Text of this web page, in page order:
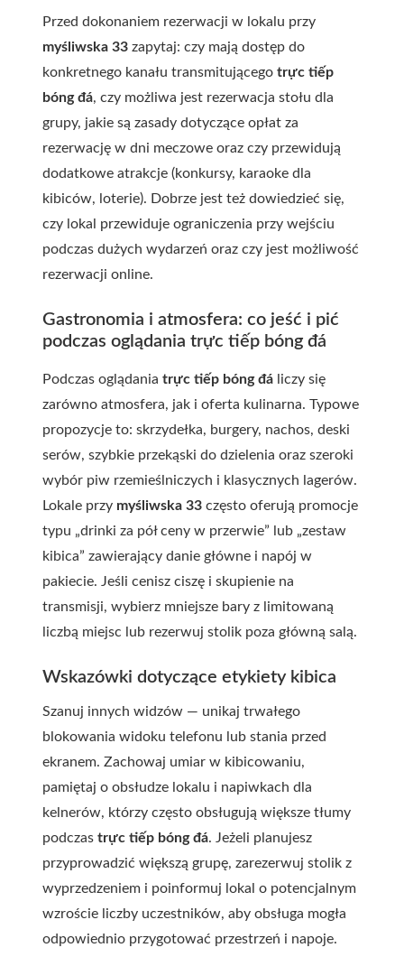
Przed dokonaniem rezerwacji w lokalu przy
myśliwska 33 zapytaj: czy mają dostęp do
konkretnego kanału transmitującego trực tiếp
bóng đá, czy możliwa jest rezerwacja stołu dla
grupy, jakie są zasady dotyczące opłat za
rezerwację w dni meczowe oraz czy przewidują
dodatkowe atrakcje (konkursy, karaoke dla
kibiców, loterie). Dobrze jest też dowiedzieć się,
czy lokal przewiduje ograniczenia przy wejściu
podczas dużych wydarzeń oraz czy jest możliwość
rezerwacji online.
Gastronomia i atmosfera: co jeść i pić
podczas oglądania trực tiếp bóng đá
Podczas oglądania trực tiếp bóng đá liczy się
zarówno atmosfera, jak i oferta kulinarna. Typowe
propozycje to: skrzydełka, burgery, nachos, deski
serów, szybkie przekąski do dzielenia oraz szeroki
wybór piw rzemieślniczych i klasycznych lagerów.
Lokale przy myśliwska 33 często oferują promocje
typu „drinki za pół ceny w przerwie” lub „zestaw
kibica” zawierający danie główne i napój w
pakiecie. Jeśli cenisz ciszę i skupienie na
transmisji, wybierz mniejsze bary z limitowaną
liczbą miejsc lub rezerwuj stolik poza główną salą.
Wskazówki dotyczące etykiety kibica
Szanuj innych widzów — unikaj trwałego
blokowania widoku telefonu lub stania przed
ekranem. Zachowaj umiar w kibicowaniu,
pamiętaj o obsłudze lokalu i napiwkach dla
kelnerów, którzy często obsługują większe tłumy
podczas trực tiếp bóng đá. Jeżeli planujesz
przyprowadzić większą grupę, zarezerwuj stolik z
wyprzedzeniem i poinformuj lokal o potencjalnym
wzroście liczby uczestników, aby obsługa mogła
odpowiednio przygotować przestrzeń i napoje.